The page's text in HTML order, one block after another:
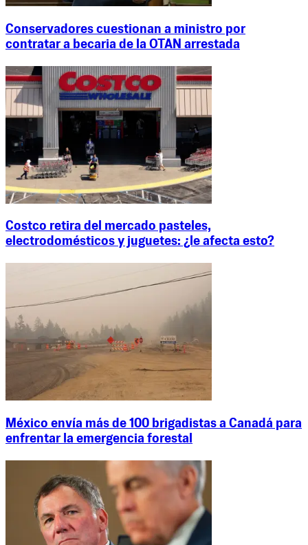
Conservadores cuestionan a ministro por
contratar a becaria de la OTAN arrestada
Costco retira del mercado pasteles,
electrodomésticos y juguetes: ¿le afecta esto?
México envía más de 100 brigadistas a Canadá para
enfrentar la emergencia forestal